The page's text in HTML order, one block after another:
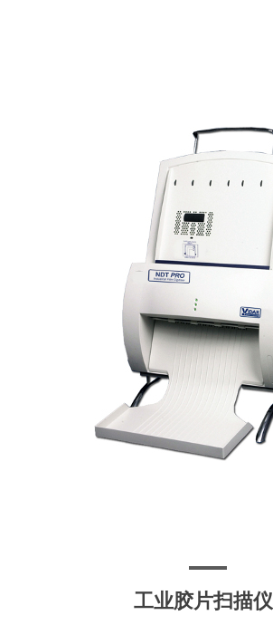
工业胶片扫描仪